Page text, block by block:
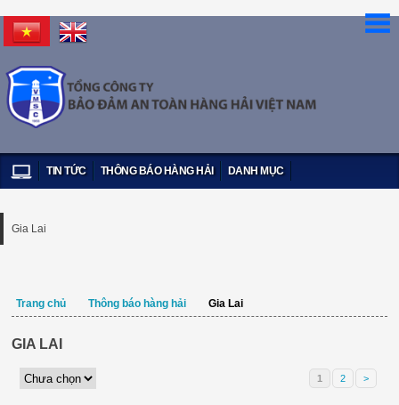
TIN TỨC THÔNG BÁO HÀNG HẢI DANH MỤC
Gia Lai
Trang chủ Thông báo hàng hải Gia Lai
GIA LAI
1 2 >